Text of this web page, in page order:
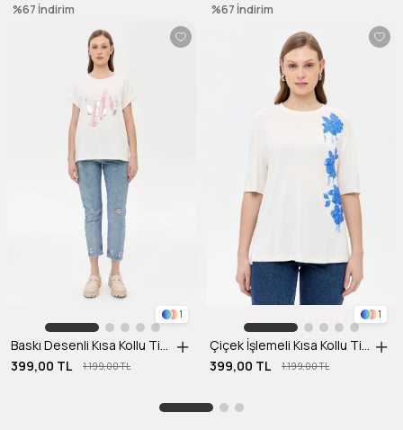
1
Baskı Desenli Kısa Kollu Tişört-PEMBE
399,00 TL
1.199,00 TL
%67 İndirim
1
Çiçek İşlemeli Kısa Kollu Tişört-SAX
399,00 TL
1.199,00 TL
%67 İndirim